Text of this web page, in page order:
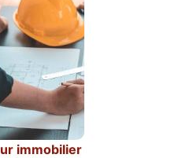
immobilier